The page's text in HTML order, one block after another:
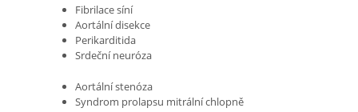
Fibrilace síní
Aortální disekce
Perikarditida
Srdeční neuróza
Aortální stenóza
Syndrom prolapsu mitrální chlopně